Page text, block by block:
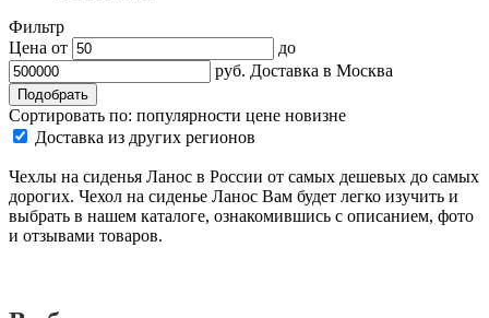
Фильтр
Цена от
до
руб. Доставка в Москва
Сортировать по: популярности цене новизне
Доставка из других регионов
Чехлы на сиденья Ланос в России от самых дешевых до самых
дорогих. Чехол на сиденье Ланос Вам будет легко изучить и
выбрать в нашем каталоге, ознакомившись с описанием, фото
и отзывами товаров.